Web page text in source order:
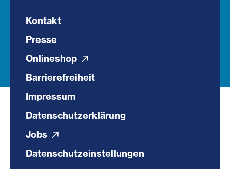
Kontakt
Presse
Onlineshop
Barrierefreiheit
Impressum
Datenschutzerklärung
Jobs
Datenschutzeinstellungen